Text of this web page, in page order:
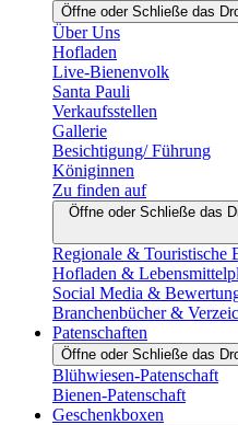
Öffne oder Schließe das
Über Uns
Hofladen
Live-Bienenvolk
Santa Pauli
Verkaufsstellen
Gallerie
Besichtigung/ Führung
Königinnen
Zu finden auf
Öffne oder Schließe das
Regionale & Touristische
Hofladen &
Social Media &
Branchenbücher &
Patenschaften
Öffne oder Schließe das
Blühwiesen-Patenschaft
Bienen-Patenschaft
Geschenkboxen